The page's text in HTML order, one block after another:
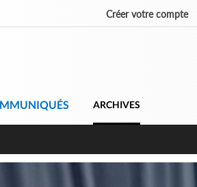
Créer votre compte
ARCHIVES
vaste campagne contre les produits